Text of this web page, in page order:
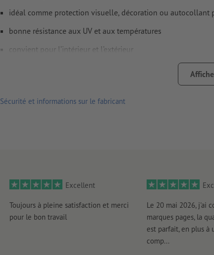
idéal comme protection visuelle, décoration ou autocollant
bonne résistance aux UV et aux températures
convient pour l’intérieur et l’extérieur
plus un autocollant reste collé longtemps, plus il sera
Remarque :la surface accueillant l’autocollant doit être
Sécurité et informations sur le fabricant
Excellent
Toujours à pleine satisfaction et merci
pour le bon travail
Le 20 mai 2026, j'ai
marques pages, la
est parfait, en plus
comp...